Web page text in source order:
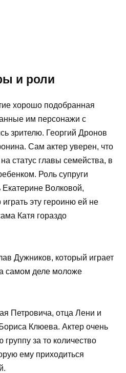
и роли
хорошо подобранная
им персонажи с
зрителю. Георгий Дронов
Сам актер уверен, что
статус главы семейства, в
Роль супруги
Екатерине Волковой,
играть эту героиню ей не
Катя гораздо
Дужников, который играет
самом деле моложе
Петровича, отца Лени и
Клюева. Актер очень
за то количество
ему приходиться